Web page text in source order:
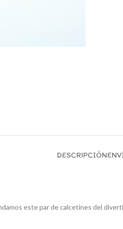
DESCRIPCIÓN
este par de calcetines del